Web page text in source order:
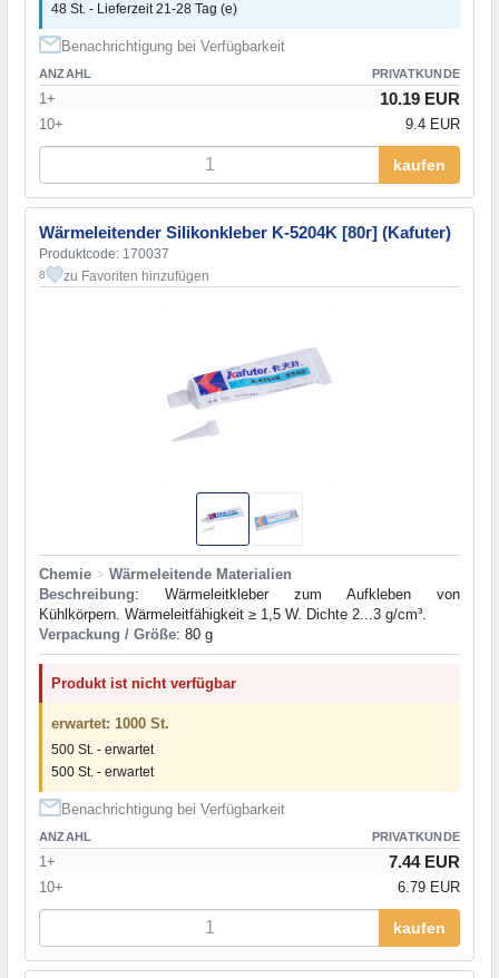
48 St. - Lieferzeit 21-28 Tag (e)
Benachrichtigung bei Verfügbarkeit
ANZAHL PRIVATKUNDE
1+ 10.19 EUR
10+ 9.4 EUR
kaufen
Wärmeleitender Silikonkleber K-5204K [80г] (Kafuter)
Produktcode: 170037
8 zu Favoriten hinzufügen
Chemie > Wärmeleitende Materialien
Beschreibung: Wärmeleitkleber zum Aufkleben von
Kühlkörpern. Wärmeleitfähigkeit ≥ 1,5 W. Dichte 2...3 g/cm³.
Verpackung / Größe: 80 g
Produkt ist nicht verfügbar
erwartet: 1000 St.
500 St. - erwartet
500 St. - erwartet
Benachrichtigung bei Verfügbarkeit
ANZAHL PRIVATKUNDE
1+ 7.44 EUR
10+ 6.79 EUR
kaufen